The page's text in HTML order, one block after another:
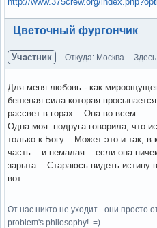
Вне форума
Цветочный фургончик
Участник Откуда: Москва
Для меня любовь - как
бешеная сила которая
рассвет в горах... Она во всем...
Одна моя подруга говорила, что
только к Богу... Может это и так, в
часть... и немалая... если она
зарыта... Стараюсь видеть истину
вот.
От нас никто не уходит - они просто
problem's philosophy!..=)